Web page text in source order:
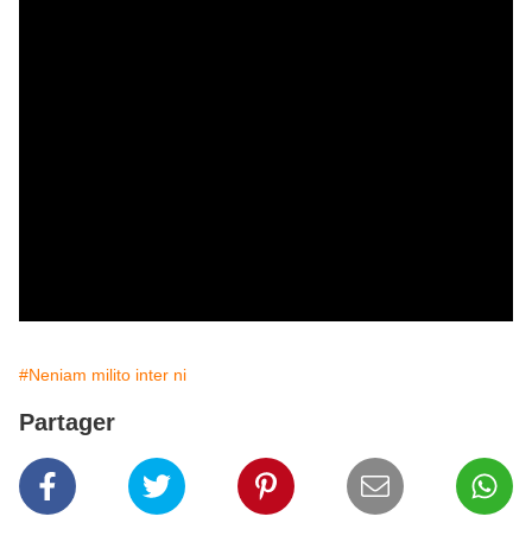
#Neniam milito inter ni
Partager